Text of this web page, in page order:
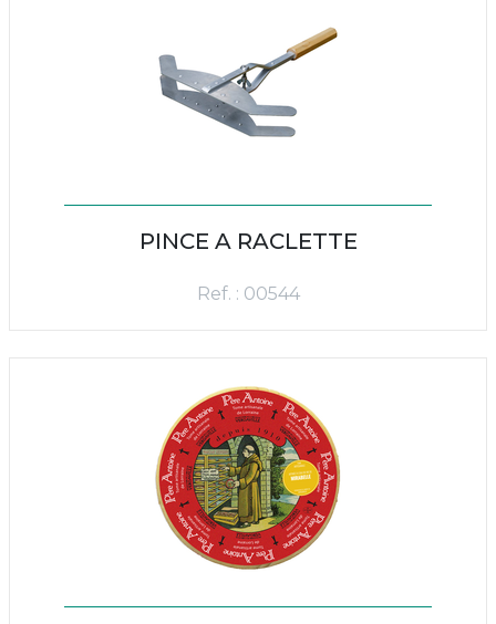
PINCE A RACLETTE
Ref. : 00544